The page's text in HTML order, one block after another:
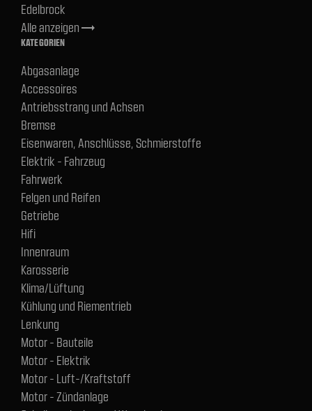
Edelbrock
Alle anzeigentrending_flat
KATEGORIEN
Abgasanlage
Accessoires
Antriebsstrang und Achsen
Bremse
Eisenwaren, Anschlüsse, Schmierstoffe
Elektrik - Fahrzeug
Fahrwerk
Felgen und Reifen
Getriebe
Hifi
Innenraum
Karosserie
Klima/Lüftung
Kühlung und Riementrieb
Lenkung
Motor - Bauteile
Motor - Elektrik
Motor - Luft-/Kraftstoff
Motor - Zündanlage